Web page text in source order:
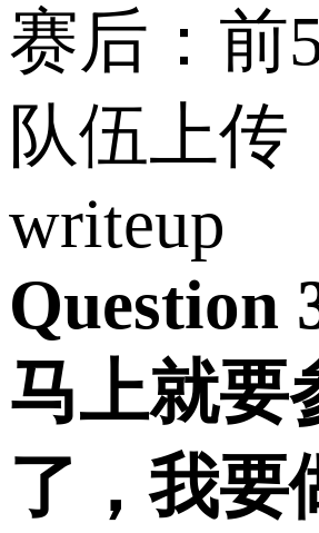
赛后：前
队伍上传
writeup
Question
马上就要
了，我要